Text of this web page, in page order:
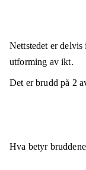
Nettstedet erdelvis
utforming av ikt.
Det er brudd på 2
Hva betyr